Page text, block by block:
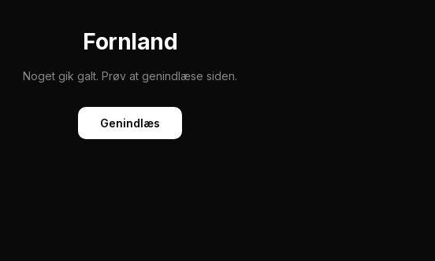
Fornland
Noget gik galt. Prøv at genindlæse siden.
Genindlæs